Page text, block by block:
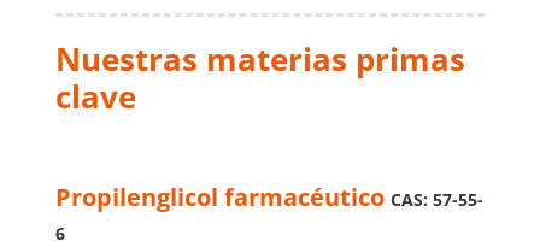
Nuestras materias primas
clave
Propilenglicol farmacéutico CAS: 57-55-
6